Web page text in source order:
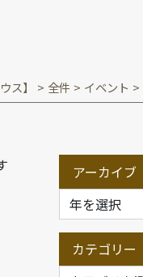
ス】 > 全件 > イベント >
アーカイブ
カテゴリー